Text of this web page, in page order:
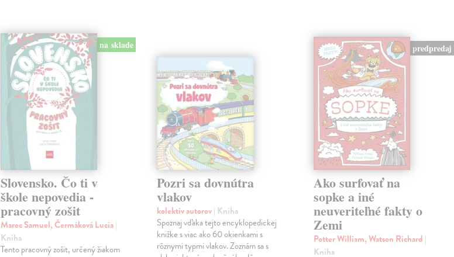
na sklade
Slovensko. Čo ti v
škole nepovedia -
pracovný zošit
Marec Samuel, Čermáková Lucia|
Kniha
Tento pracovný zošit, určený žiakom
Pozri sa dovnútra
vlakov
kolektív autorov| Kniha
Spoznaj vďaka tejto encyklopedickej
knižke s viac ako 60 okienkami s
rôznymi typmi vlakov. Zoznám sa s
predpredaj
Ako surfovať na
sopke a iné
neuveriteľné fakty o
Zemi
Potter William, Watson Richard |
Kniha